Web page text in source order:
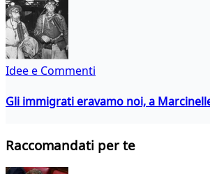
Idee e Commenti
Gli immigrati eravamo noi, a
Raccomandati per te